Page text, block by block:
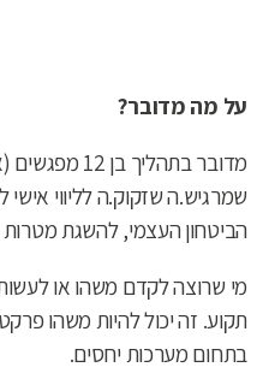
על מה מדובר?
מדובר
שמרגיש.ה שזקוק.ה לליווי
הביטחון העצמי, להשגת מטרות
מי שרוצה לקדם משהו או
תקוע. זה יכול להיות משהו
בתחום מערכות יחסים.